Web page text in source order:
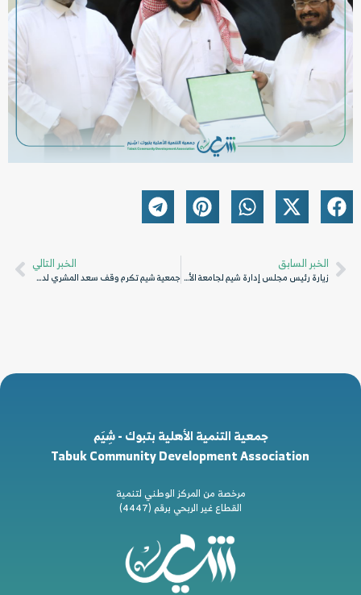
الخبر السابق
زيارة رئيس مجلس إدارة شيم لجامعة الأمير فهد بن سلطان بتبوك
الخبر التالي
جمعية شيم تكرم وقف سعد المشري لدعمهم برنامج “مهارات المستقبل”
جمعية التنمية الأهلية بتبوك - شِيَم
Tabuk Community Development Association
مرخصة من المركز الوطني لتنمية
القطاع غير الربحي برقم (4447)